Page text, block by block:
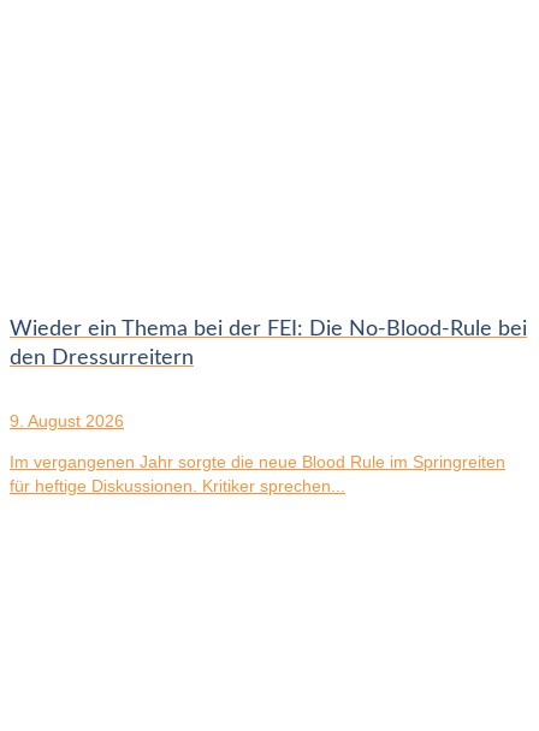
Wieder ein Thema bei der FEI: Die No-Blood-Rule bei
den Dressurreitern
9. August 2026
Im vergangenen Jahr sorgte die neue Blood Rule im Springreiten
für heftige Diskussionen. Kritiker sprechen...